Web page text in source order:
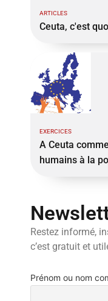
ARTICLES
Ceuta, c'est
EXERCICES
A Ceuta
humains à la
Restez informé,
c’est gratuit et
Prénom ou nom